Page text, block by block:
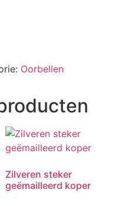
Oorbellen
Zilveren steker
geëmailleerd koper